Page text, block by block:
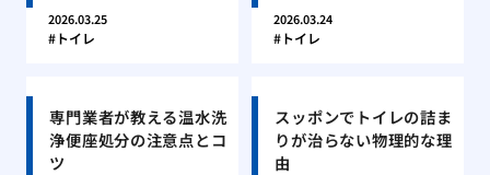
2026.03.25
トイレ
2026.03.24
トイレ
専門業者が教える温水洗
浄便座処分の注意点とコ
ツ
スッポンでトイレの詰ま
りが治らない物理的な理
由